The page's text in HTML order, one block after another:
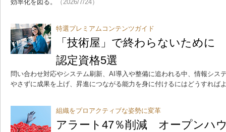
効率化を図る。
（2026/7/24）
特選プレミアムコンテンツガイド
「技術屋」で終わらないため
認定資格5選
問い合わせ対応やシステム刷新、AI導入や整備に追われる中、情報シス
やさずに成果を上げ、昇進につながる能力を身に付けるにはどうすれば
組織をプロアクティブな姿勢に変革
アラート47％削減 オープンハ